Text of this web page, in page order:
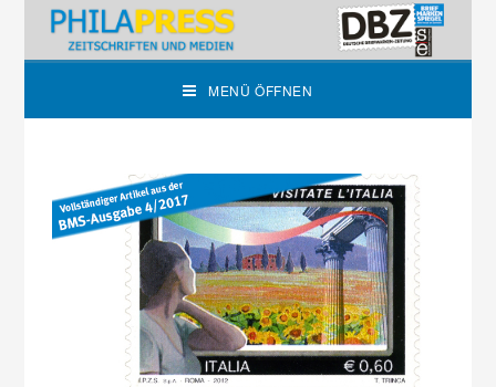
MENÜ ÖFFNEN